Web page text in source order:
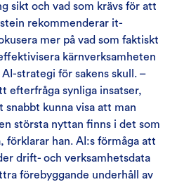
sikt och vad som krävs för att
rekommenderar it-
mer på vad som faktiskt
kärnverksamheten
strategi för sakens skull. –
efterfråga synliga insatser,
kunna visa att man
största nyttan finns i det som
förklarar han. AI:s förmåga att
drift- och verksamhetsdata
förebyggande underhåll av